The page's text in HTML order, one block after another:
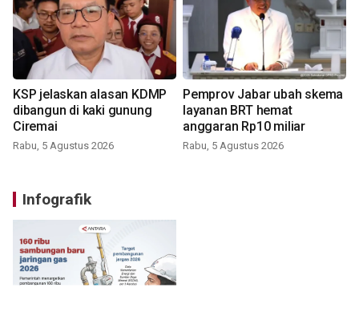
KSP jelaskan alasan KDMP
dibangun di kaki gunung
Ciremai
Rabu, 5 Agustus 2026
Pemprov Jabar ubah skema
layanan BRT hemat
anggaran Rp10 miliar
Rabu, 5 Agustus 2026
Infografik